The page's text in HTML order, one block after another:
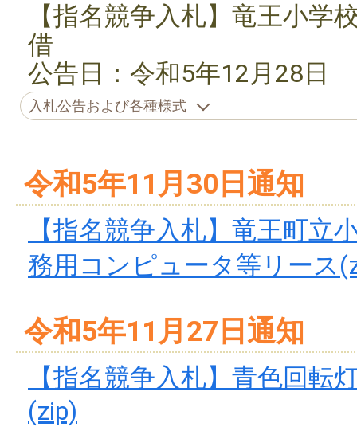
【指名競争入札】竜王小学
借
公告日：令和5年12月28日
入札公告および各種様式
令和5年11月30日通知
【指名競争入札】竜王町立
務用コンピュータ等リース
令和5年11月27日通知
【指名競争入札】青色回転
(zip)